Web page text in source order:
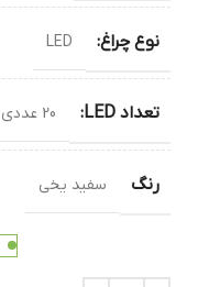
نوع چراغ: LED
تعداد LED: 20 عددی
رنگ سفید یخی